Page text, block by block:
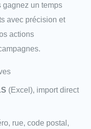
gagnez un temps
avec précision et
actions
(Excel), import direct
rue, code postal,